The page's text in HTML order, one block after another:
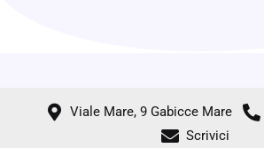
Viale Mare, 9 Gabicce Mare
Scrivici